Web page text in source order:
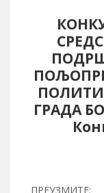
ГРАДА
ПРЕУЗМИТЕ: